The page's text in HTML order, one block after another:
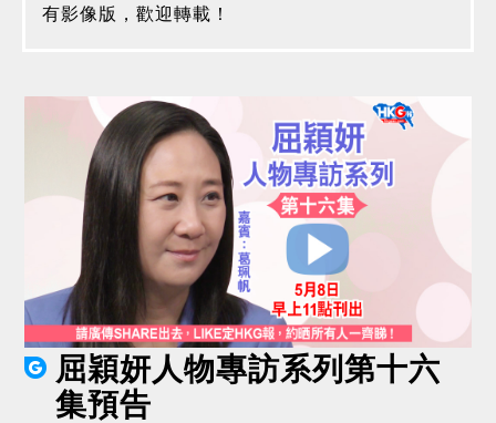
有影像版，歡迎轉載！
屈穎妍人物專訪系列第十六
集預告